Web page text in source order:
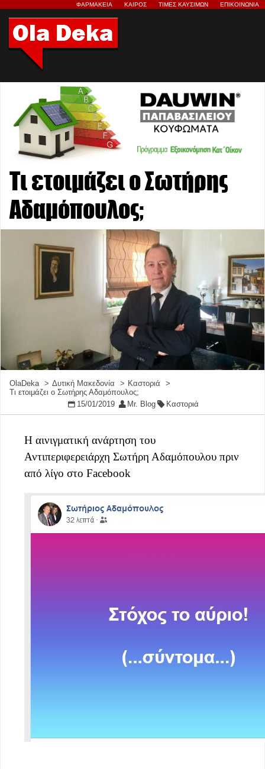
ΦΑΡΜΑΚΕΙΑ ΚΑΙΡΟΣ ΤΙΜΕΣ ΚΑΥΣΙΜΩΝ ΕΠΙΚΟΙΝΩΝΙΑ
Τι ετοιμάζει ο Σωτήρης
Αδαμόπουλος;
OlaDeka Δυτική Μακεδονία
Καστοριά
Τι ετοιμάζει ο Σωτήρης Αδαμόπουλος;
15/01/2019
Mr. Blog Καστοριά
Η αινιγματική ανάρτηση του
Αντιπεριφερειάρχη Σωτήρη Αδαμόπουλου πριν
από λίγο στο Facebook